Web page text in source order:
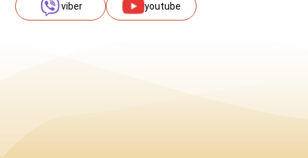
viber youtube